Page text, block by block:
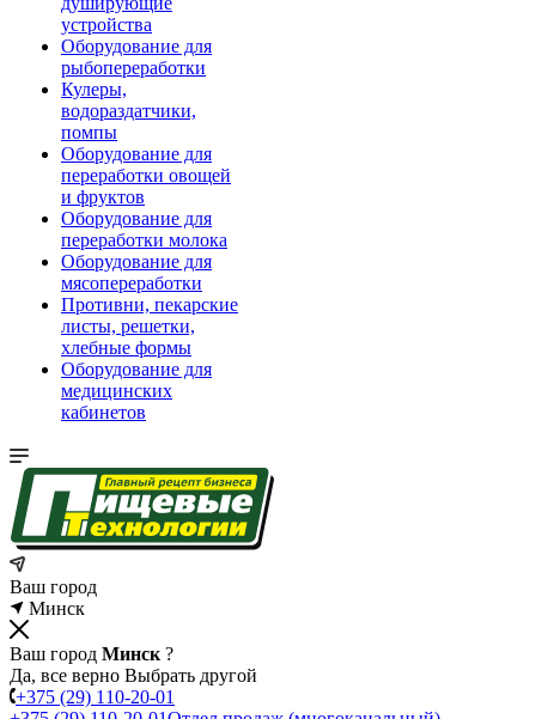
устройства
Оборудование для
рыбопереработки
Кулеры,
водораздатчики,
помпы
Оборудование для
переработки овощей
и фруктов
Оборудование для
переработки молока
Оборудование для
мясопереработки
Противни, пекарские
листы, решетки,
хлебные формы
Оборудование для
медицинских
кабинетов
Ваш город
Минск
Ваш город Минск ?
Да, все верно Выбрать другой
+375 (29) 110-20-01